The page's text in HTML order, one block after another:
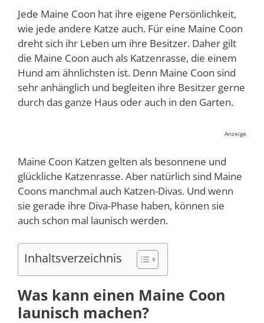
Jede Maine Coon hat ihre eigene Persönlichkeit,
wie jede andere Katze auch. Für eine Maine Coon
dreht sich ihr Leben um ihre Besitzer. Daher gilt
die Maine Coon auch als Katzenrasse, die einem
Hund am ähnlichsten ist. Denn Maine Coon sind
sehr anhänglich und begleiten ihre Besitzer gerne
durch das ganze Haus oder auch in den Garten.
Anzeige
Maine Coon Katzen gelten als besonnene und
glückliche Katzenrasse. Aber natürlich sind Maine
Coons manchmal auch Katzen-Divas. Und wenn
sie gerade ihre Diva-Phase haben, können sie
auch schon mal launisch werden.
Inhaltsverzeichnis
Was kann einen Maine Coon
launisch machen?